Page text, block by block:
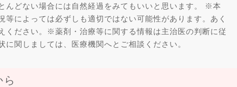
んどない場合には自然経過をみてもいいと思います。 ※本
等によっては必ずしも適切ではない可能性があります。あく
ください。※薬剤・治療等に関する情報は主治医の判断に従
関しましては、医療機関へとご相談ください。